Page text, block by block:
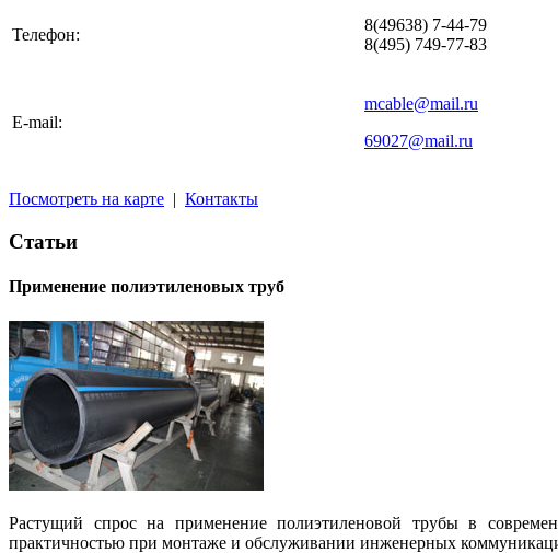
Телефон:
8(49638) 7-44-79
8(495) 749-77-83
E-mail:
mcable@mail.ru
69027@mail.ru
Посмотреть на карте | Контакты
Статьи
Применение полиэтиленовых труб
Растущий спрос на применение полиэтиленовой трубыв
практичностью при монтаже и обслуживании инженерных